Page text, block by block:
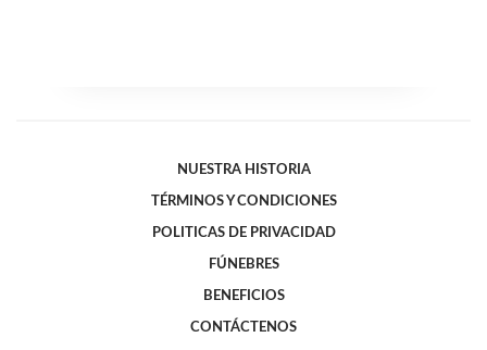
NUESTRA HISTORIA
TÉRMINOS Y CONDICIONES
POLITICAS DE PRIVACIDAD
FÚNEBRES
BENEFICIOS
CONTÁCTENOS